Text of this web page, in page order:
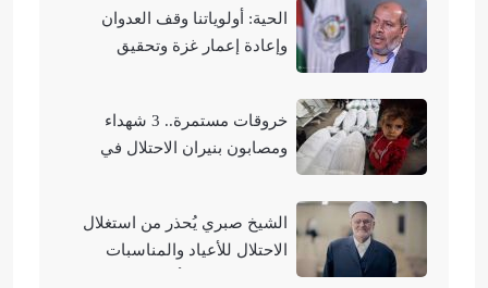
الحية: أولوياتنا وقف العدوان
وإعادة إعمار غزة وتحقيق
خروقات مستمرة.. 3 شهداء
ومصابون بنيران الاحتلال في
الشيخ صبري يُحذر من استغلال
الاحتلال للأعياد والمناسبات